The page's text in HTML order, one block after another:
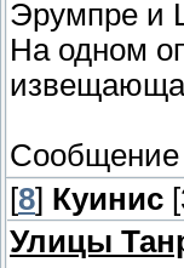
Эрумпре и
На одном
Сообщение
[8] Куинис
Улицы